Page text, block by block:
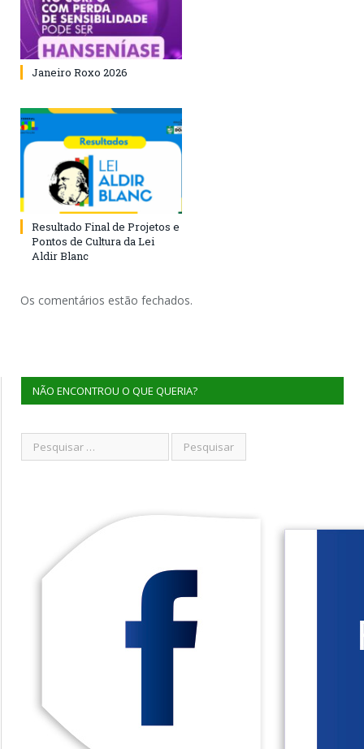
Janeiro Roxo 2026
Resultado Final de Projetos e
Pontos de Cultura da Lei
Aldir Blanc
Os comentários estão fechados.
NÃO ENCONTROU O QUE QUERIA?